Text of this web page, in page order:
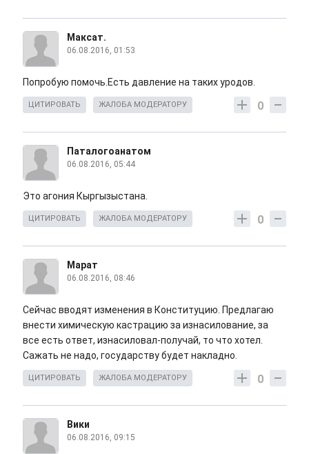
Максат.
06.08.2016, 01:53
Попробую помочь.Есть давление на таких уродов.
0
ЦИТИРОВАТЬ ЖАЛОБА МОДЕРАТОРУ
Паталогоанатом
06.08.2016, 05:44
Это агония Кыргызыстана.
0
ЦИТИРОВАТЬ ЖАЛОБА МОДЕРАТОРУ
Марат
06.08.2016, 08:46
Сейчас вводят изменения в Конституцию. Предлагаю
внести химическую кастрацию за изнасилование, за
все есть ответ, изнасиловал-получай, то что хотел.
Сажать не надо, государству будет накладно.
0
ЦИТИРОВАТЬ ЖАЛОБА МОДЕРАТОРУ
Вики
06.08.2016, 09:15